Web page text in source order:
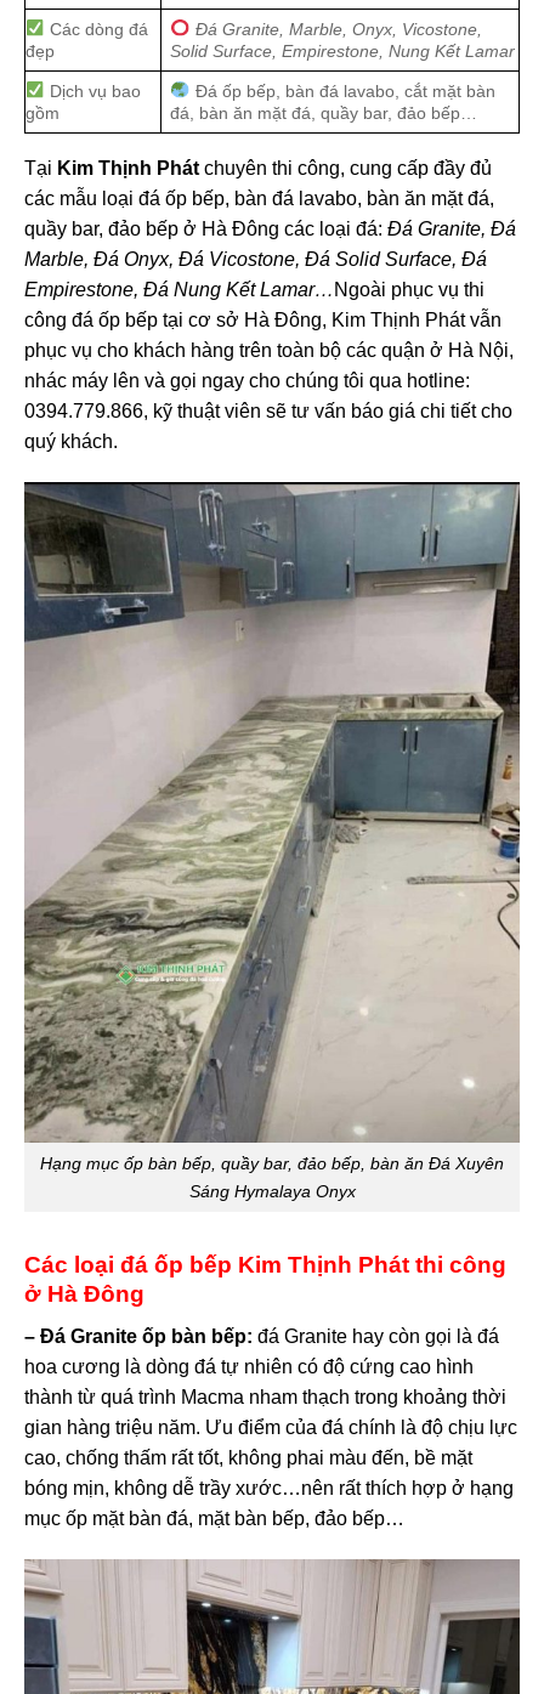
Các dòng đá
đẹp
Đá Granite, Marble, Onyx, Vicostone,
Solid Surface, Empirestone, Nung Kết Lamar
Dịch vụ bao
gồm
Đá ốp bếp, bàn đá lavabo, cắt mặt bàn
đá, bàn ăn mặt đá, quầy bar, đảo bếp…
Tại Kim Thịnh Phát chuyên thi công, cung cấp đầy đủ
các mẫu loại đá ốp bếp, bàn đá lavabo, bàn ăn mặt đá,
quầy bar, đảo bếp ở Hà Đông các loại đá: Đá Granite, Đá
Marble, Đá Onyx, Đá Vicostone, Đá Solid Surface, Đá
Empirestone, Đá Nung Kết Lamar… Ngoài phục vụ thi
công đá ốp bếp tại cơ sở Hà Đông, Kim Thịnh Phát vẫn
phục vụ cho khách hàng trên toàn bộ các quận ở Hà Nội,
nhác máy lên và gọi ngay cho chúng tôi qua hotline:
0394.779.866, kỹ thuật viên sẽ tư vấn báo giá chi tiết cho
quý khách.
Hạng mục ốp bàn bếp, quầy bar, đảo bếp, bàn ăn Đá Xuyên
Sáng Hymalaya Onyx
Các loại đá ốp bếp Kim Thịnh Phát thi công
ở Hà Đông
– Đá Granite ốp bàn bếp: đá Granite hay còn gọi là đá
hoa cương là dòng đá tự nhiên có độ cứng cao hình
thành từ quá trình Macma nham thạch trong khoảng thời
gian hàng triệu năm. Ưu điểm của đá chính là độ chịu lực
cao, chống thấm rất tốt, không phai màu đến, bề mặt
bóng mịn, không dễ trầy xước…nên rất thích hợp ở hạng
mục ốp mặt bàn đá, mặt bàn bếp, đảo bếp…